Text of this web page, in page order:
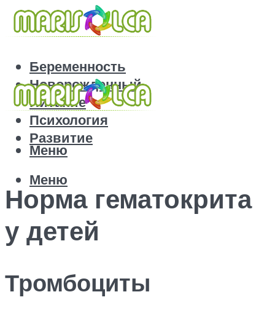
Беременность
Новорожденный
Питание
Психология
Развитие
Меню
Меню
Норма гематокрита
у детей
Тромбоциты